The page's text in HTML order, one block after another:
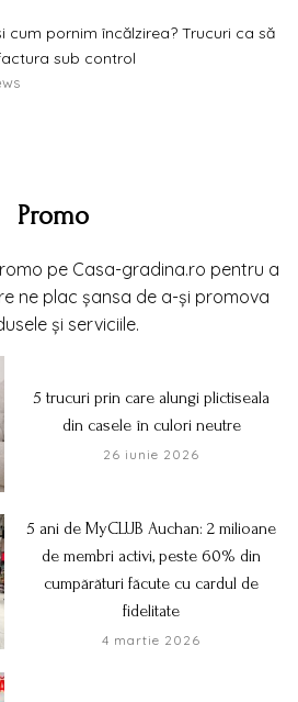
cum pornim încălzirea? Trucuri ca să
sub control
Promo
pe Casa-gradina.ro pentru a
ne plac șansa de a-și promova
și serviciile.
5 trucuri prin care alungi plictiseala
din casele în culori neutre
26 iunie 2026
5 ani de MyCLUB Auchan: 2 milioane
de membri activi, peste 60% din
cumpărături făcute cu cardul de
fidelitate
4 martie 2026